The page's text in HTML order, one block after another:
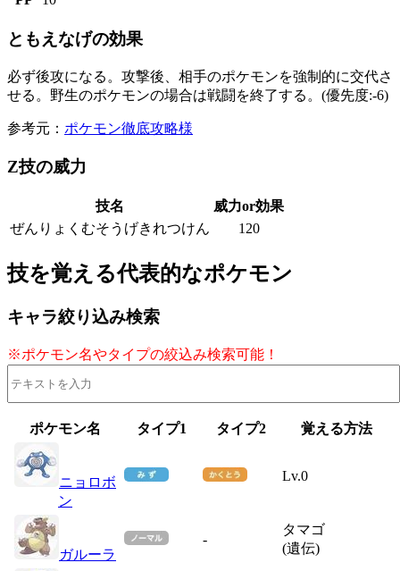
ともえなげの効果
必ず後攻になる。攻撃後、相手のポケモンを強制的に交代さ
せる。野生のポケモンの場合は戦闘を終了する。(優先度:-6)
参考元： ポケモン徹底攻略様
Z技の威力
技名
威力or効果
ぜんりょくむそうげきれつけん
120
技を覚える代表的なポケモン
キャラ絞り込み検索
※ポケモン名やタイプの絞込み検索可能！
ポケモン名 タイプ1 タイプ2 覚える方法
ニョロボ
ン
Lv.0
ガルーラ
-
タマゴ
(遺伝)